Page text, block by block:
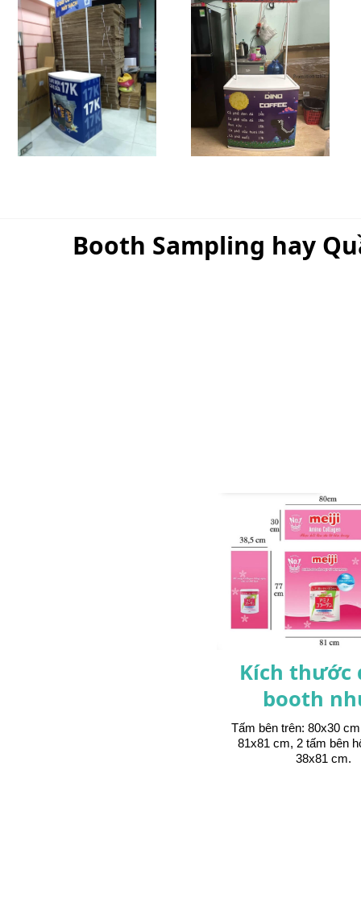
Booth Sampling hay
Kích thước
booth
Tấm bên trên: 80x30
81x81 cm, 2 tấm bên
38x81 cm.